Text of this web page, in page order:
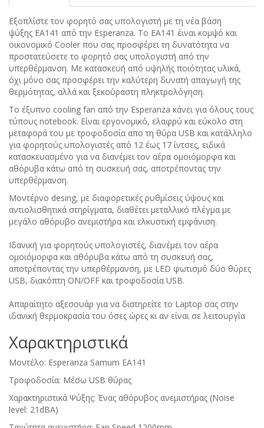
Εξοπλίστε τον φορητό σας υπολογιστή με τη νέα βάση
ψύξης EA141 από την Esperanza. Το EA141 έιναι κομψό και
οικονομικό Cooler που σας προσφέρει τη δυνατότητα να
προστατεύσετε το φορητό σας υπολογιστή από την
υπερθέρμανση. Με κατασκευή από υψηλής ποιότητας υλικά,
όχι μόνο σας προσφέρει την καλύτερη δυνατή απαγωγή της
θερμότητας, αλλά και ξεκούραστη πληκτρολόγηση.
Το έξυπνο cooling fan από την Esperanza κάνει για όλους τους
τύπους notebook. Είναι εργονομικό, ελαφρύ και εύκολο στη
μεταφορά του με τροφοδοσία απο τη θύρα USB και κατάλληλο
για φορητούς υπολογιστές από 12 έως 17 ίντσες, ειδικά
κατασκευασμένο για να διανέμει τον αέρα ομοιόμορφα και
αθόρυβα κάτω από τη συσκευή σας, αποτρέποντας την
υπερθέρμανση.
Μοντέρνο desing, με διαφορετικές ρυθμίσεις ύψους και
αντιολισθητικά στηρίγματα, διαθέτει μεταλλικό πλέγμα με
μεγάλο αθόρυβο ανεμιστήρα και ελκυστική εμφάνιση.
Iδανική για φορητούς υπολογιστές, διανέμει τον αέρα
ομοιόμορφα και αθόρυβα κάτω από τη συσκευή σας,
αποτρέποντας την υπερθέρμανση, με LED φωτισμό δύο θύρες
USB, διακόπτη ON/OFF και τροφοδοσία USB.
Απαραίτητο αξεσουάρ για να διατηρείτε το Laptop σας στην
ιδανική θερμοκρασία του όσες ώρες κι αν είναι σε λειτουργία
Xαρακτηριστικά
Μοντέλο: Esperanza Samum EA141
Τροφοδοσία: Μέσω USB θύρας
Χαρακτηριστικά Ψύξης: Ένας αθόρυβος ανεμιστήρας (Noise
level: 21dBA)